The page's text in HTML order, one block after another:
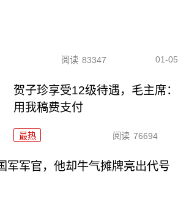
阅读 83347 01-05
贺子珍享受12级待遇，毛主席：
用我稿费支付
最热 阅读 76694
军军官，他却牛气摊牌亮出代号